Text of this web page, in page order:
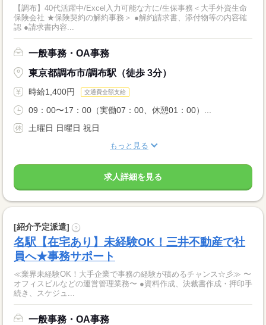
【調布】40代活躍中/Excel入力可能な方に/生保事務＜大手外資生命
保険会社 ★保険契約の解約事務＞ ●解約請求書、添付物等の内容確
認 ●請求書内容...
一般事務・OA事務
東京都調布市/調布駅（徒歩 3分）
時給1,400円 交通費全額支給
09：00〜17：00（実働07：00、休憩01：00）...
土曜日 日曜日 祝日
もっと見る
求人詳細を見る
[紹介予定派遣] ?
名駅【在宅あり】未経験OK！三井不動産で社
員へ★事務サポート
≪業界未経験OK！大手企業で事務の経験が積めるチャンス☆彡≫ 〜
オフィスビルなどの運営管理業務〜 ●資料作成、決裁書作成・押印手
続き、スケジュ...
一般事務・OA事務